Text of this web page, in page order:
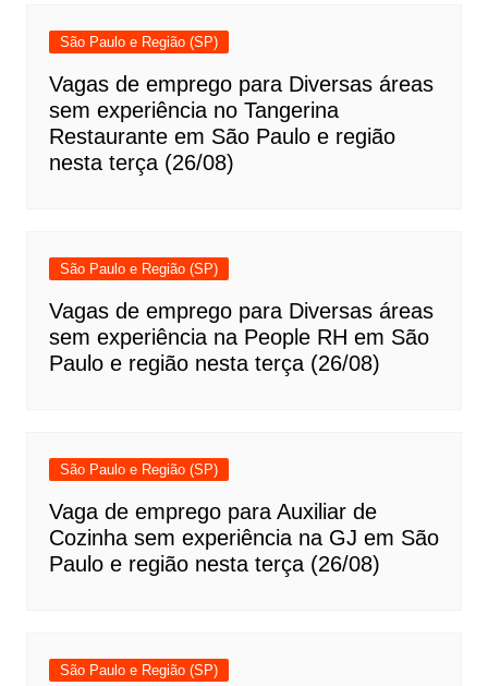
São Paulo e Região (SP)
Vagas de emprego para Diversas áreas
sem experiência no Tangerina
Restaurante em São Paulo e região
nesta terça (26/08)
São Paulo e Região (SP)
Vagas de emprego para Diversas áreas
sem experiência na People RH em São
Paulo e região nesta terça (26/08)
São Paulo e Região (SP)
Vaga de emprego para Auxiliar de
Cozinha sem experiência na GJ em São
Paulo e região nesta terça (26/08)
São Paulo e Região (SP)